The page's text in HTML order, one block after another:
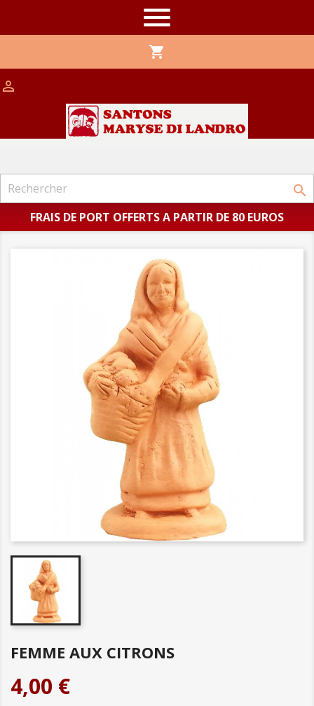

shopping_cart


FRAIS DE PORT OFFERTS A PARTIR DE 80 EUROS
FEMME AUX CITRONS
4,00 €